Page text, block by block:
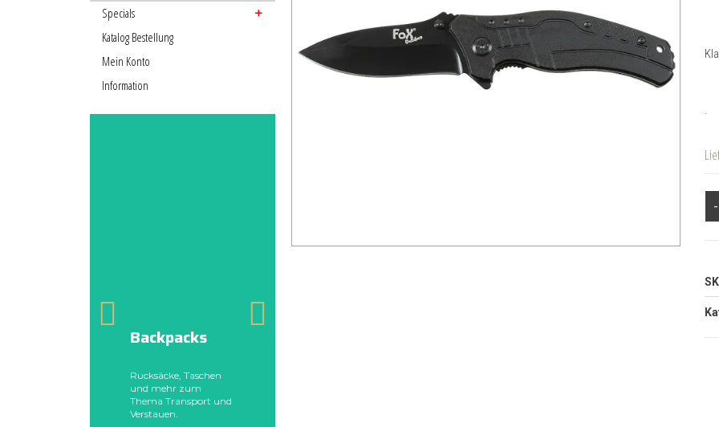
Specials
Katalog Bestellung
Mein Konto
Information
Backpacks
Rucksäcke, Taschen
und mehr zum
Thema Transport und
Verstauen.
-